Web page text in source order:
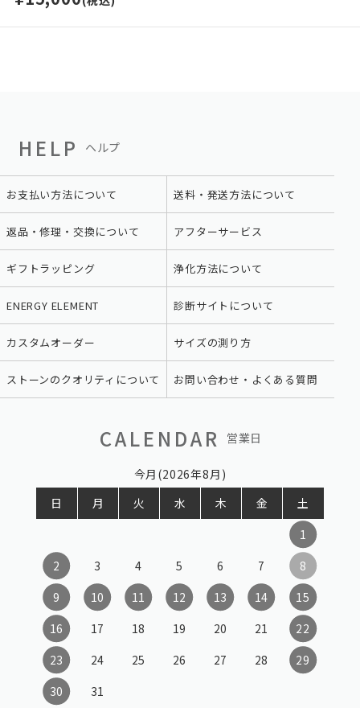
HELP ヘルプ
お支払い方法について 送料・発送方法について
返品・修理・交換について アフターサービス
ギフトラッピング 浄化方法について
ENERGY ELEMENT 診断サイトについて
カスタムオーダー サイズの測り方
ストーンのクオリティについて お問い合わせ・よくある質問
CALENDAR 営業日
今月(2026年8月)
日
月 火 水 木 金
土
1
2
3 4 5 6 7
8
9
10 11 12 13 14
15
16
17 18 19 20 21
22
23
24 25 26 27 28
29
30
31